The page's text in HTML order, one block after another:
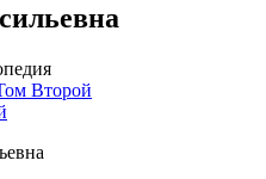
Второй